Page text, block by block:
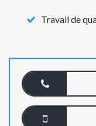
Travail de